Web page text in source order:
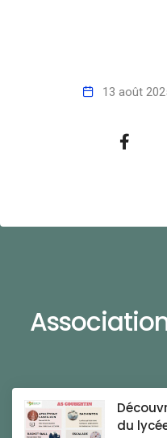
13 août
du